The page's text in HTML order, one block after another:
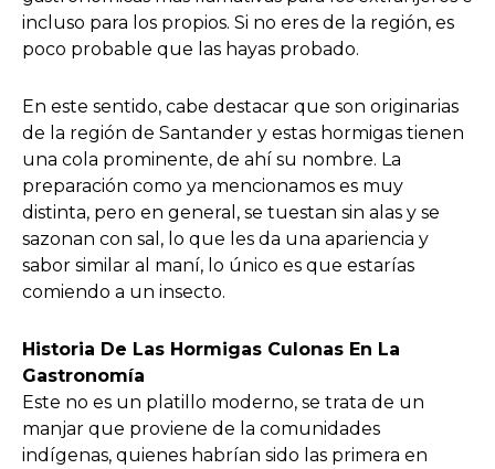
incluso para los propios. Si no eres de la región, es
poco probable que las hayas probado.
En este sentido, cabe destacar que son originarias
de la región de Santander y estas hormigas tienen
una cola prominente, de ahí su nombre. La
preparación como ya mencionamos es muy
distinta, pero en general, se tuestan sin alas y se
sazonan con sal, lo que les da una apariencia y
sabor similar al maní, lo único es que estarías
comiendo a un insecto.
Historia De Las Hormigas Culonas En La
Gastronomía
Este no es un platillo moderno, se trata de un
manjar que proviene de la comunidades
indígenas, quienes habrían sido las primera en